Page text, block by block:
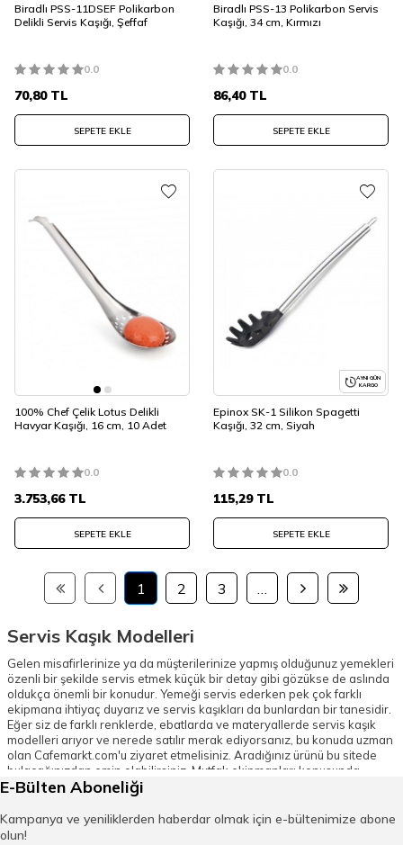
Biradlı PSS-11DSEF Polikarbon
Delikli Servis Kaşığı, Şeffaf
0.0
70,80TL
SEPETE EKLE
Biradlı PSS-13 Polikarbon Servis
Kaşığı, 34 cm, Kırmızı
0.0
86,40TL
SEPETE EKLE
100% Chef Çelik Lotus Delikli
Havyar Kaşığı, 16 cm, 10 Adet
0.0
3.753,66TL
SEPETE EKLE
AYNI GÜN
KARGO
Epinox SK-1 Silikon Spagetti
Kaşığı, 32 cm, Siyah
0.0
115,29TL
SEPETE EKLE
1 2 3
Servis Kaşık Modelleri
Gelen misafirlerinize ya da müşterilerinize yapmış olduğunuz yemekleri
özenli bir şekilde servis etmek küçük bir detay gibi gözükse de aslında
oldukça önemli bir konudur. Yemeği servis ederken pek çok farklı
ekipmana ihtiyaç duyarız ve servis kaşıkları da bunlardan bir tanesidir.
Eğer siz de farklı renklerde, ebatlarda ve materyallerde servis kaşık
modelleri arıyor ve nerede satılır merak ediyorsanız, bu konuda uzman
olan Cafemarkt.com'u ziyaret etmelisiniz. Aradığınız ürünü bu sitede
bulacağınızdan emin olabilirsiniz. Mutfak ekipmanları konusunda
profesyonel çözümler sunan Cafemarkt.com, servislerinizin mükemmel
olması için en ince detayına kadar düşünmekte ve buna uygun ürünler
sunmaktadır. Servis kaşık modellerini, mutfak ekipmanları kategorisi
altında bulmanız mümkün.
E-Bülten Aboneliği
Kampanya ve yeniliklerden haberdar olmak için e-bültenimize abone
olun!